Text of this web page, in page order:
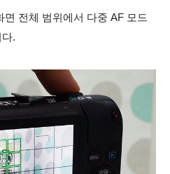
면 전체 범위에서 다중 AF 모드
.